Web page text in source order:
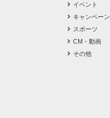
イベント
キャンペーン
スポーツ
CM・動画
その他